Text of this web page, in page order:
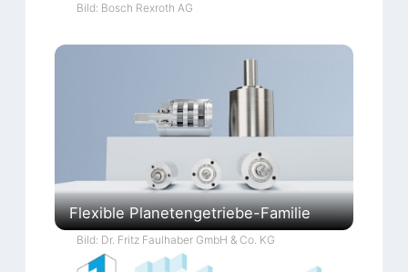
Bild: Bosch Rexroth AG
Flexible Planetengetriebe-Familie
Bild: Dr. Fritz Faulhaber GmbH & Co. KG